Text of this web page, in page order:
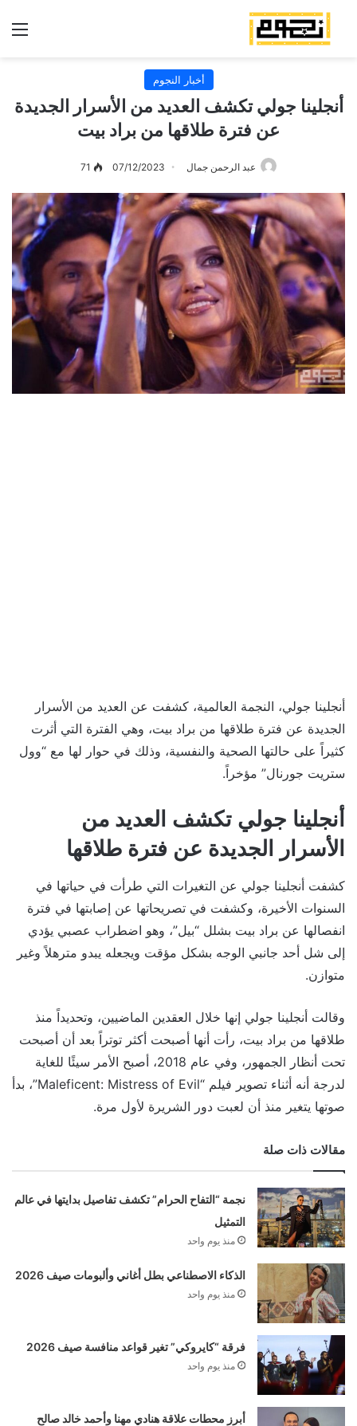
أخبار النجوم
أنجلينا جولي تكشف العديد من الأسرار الجديدة
عن فترة طلاقها من براد بيت
عبد الرحمن جمال 07/12/2023
71
أنجلينا جولي، النجمة العالمية، كشفت عن العديد من الأسرار
الجديدة عن فترة طلاقها من براد بيت، وهي الفترة التي أثرت
كثيراً على حالتها الصحية والنفسية، وذلك في حوار لها مع “وول
ستريت جورنال” مؤخراً.
أنجلينا جولي تكشف العديد من
الأسرار الجديدة عن فترة طلاقها
كشفت أنجلينا جولي عن التغيرات التي طرأت في حياتها في
السنوات الأخيرة، وكشفت في تصريحاتها عن إصابتها في فترة
انفصالها عن براد بيت بشلل “بيل”، وهو اضطراب عصبي يؤدي
إلى شل أحد جانبي الوجه بشكل مؤقت ويجعله يبدو مترهلاً وغير
متوازن.
وقالت أنجلينا جولي إنها خلال العقدين الماضيين، وتحديداً منذ
طلاقها من براد بيت، رأت أنها أصبحت أكثر توتراً بعد أن أصبحت
تحت أنظار الجمهور، وفي عام 2018، أصبح الأمر سيئًا للغاية
لدرجة أنه أثناء تصوير فيلم “Maleficent: Mistress of Evil”، بدأ
صوتها يتغير منذ أن لعبت دور الشريرة لأول مرة.
مقالات ذات صلة
نجمة “التفاح الحرام” تكشف تفاصيل بدايتها في عالم
التمثيل
منذ يوم واحد
الذكاء الاصطناعي بطل أغاني وألبومات صيف 2026
منذ يوم واحد
فرقة “كايروكي” تغير قواعد منافسة صيف 2026
منذ يوم واحد
أبرز محطات علاقة هنادي مهنا وأحمد خالد صالح